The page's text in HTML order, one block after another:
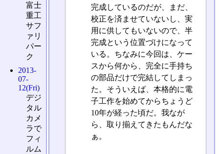
完成しているのだが、まだ、
校正を済ませていないし、実
用に供してもいないので、半
完成という位置づけになって
いる。ちなみに今回は、ケー
スから何から、完全に手持ち
の部品だけで完結してしまっ
た。そういえば、本格的に電
子工作を始めてからちょうど
10年が経った頃だ。我なが
ら、取り揃えてきたもんだな
ぁ。
富士
重工
サフ
ァリ
パー
ク
2013-
07-
12(Fri)
デジ
タル
カメ
ラで
フィ
ルム